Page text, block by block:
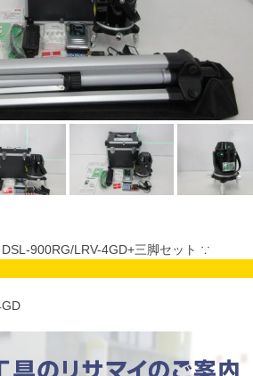
900RG/LRV-4GD+三脚セット ∵